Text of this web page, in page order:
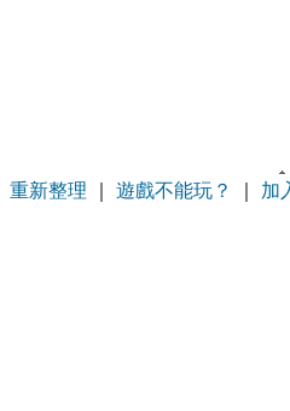
重新整理 遊戲不能玩？ 加